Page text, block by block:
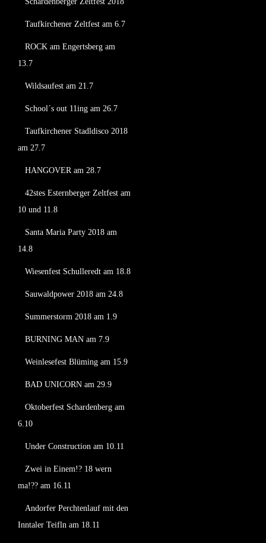
Taufkirchener Zeltfest am 6.7
ROCK am Engertsberg am
13.7
Wildsaufest am 21.7
School´s out 11ing am 26.7
Taufkirchener Stadldisco 2018
am 27.7
HANGOVER am 28.7
42stes Esternberger Zeltfest am
10 und 11.8
Santa Maria Party 2018 am
14.8
Wiesenfest Schulleredt am 18.8
Sauwaldpower 2018 am 24.8
Summerstorm 2018 am 1.9
BURNING MAN am 7.9
Weinlesefest Blüming am 15.9
BAD UNICORN am 29.9
Oktoberfest Schardenberg am
6.10
Under Construction am 10.11
Zwei in Einem!? 18 wern
ma!?? am 16.11
Andorfer Perchtenlauf mit den
Inntaler Teifln am 18.11